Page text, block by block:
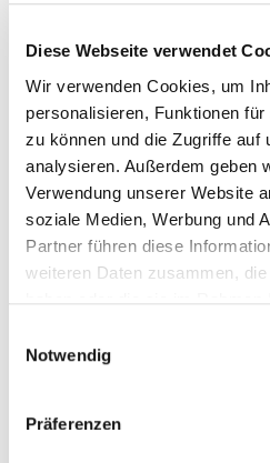
Diese Webseite verwendet
Wir verwenden Cookies, um
personalisieren, Funktionen
zu können und die Zugriffe auf
analysieren. Außerdem geben
Verwendung unserer Website
soziale Medien, Werbung und
Partner führen diese
weiteren Daten zusammen,
Notwendig
Präferenzen